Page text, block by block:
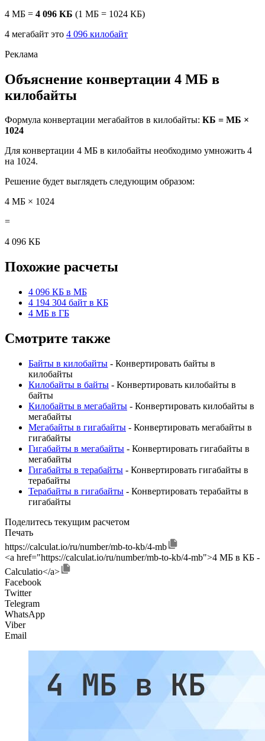
4 МБ = 4 096 КБ (1 МБ = 1024 КБ)
4 мегабайт это 4 096 килобайт
Объяснение конвертации 4 МБ в
килобайты
Формула конвертации мегабайтов в килобайты: КБ = МБ ×
1024
Для конвертации 4 МБ в килобайты необходимо умножить 4
на 1024.
Решение будет выглядеть следующим образом:
4 МБ × 1024
=
4 096 КБ
Похожие расчеты
4 096 КБ в МБ
4 194 304 байт в КБ
4 МБ в ГБ
Смотрите также
Байты в килобайты - Конвертировать байты в
килобайты
Килобайты в байты - Конвертировать килобайты в
байты
Килобайты в мегабайты - Конвертировать килобайты в
мегабайты
Мегабайты в гигабайты - Конвертировать мегабайты в
гигабайты
Гигабайты в мегабайты - Конвертировать гигабайты в
мегабайты
Гигабайты в терабайты - Конвертировать гигабайты в
терабайты
Терабайты в гигабайты - Конвертировать терабайты в
гигабайты
Поделитесь текущим расчетом
Печать
https://calculat.io/ru/number/mb-to-kb/4-mb
<a href="https://calculat.io/ru/number/mb-to-kb/4-mb">4 МБ в КБ -
Calculatio</a>
Facebook
Twitter
Telegram
WhatsApp
Viber
Email